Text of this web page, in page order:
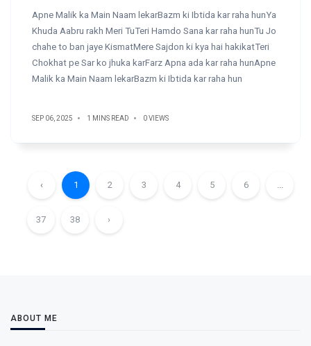
Apne Malik ka Main Naam lekarBazm ki Ibtida kar raha hunYa
Khuda Aabru rakh Meri TuTeri Hamdo Sana kar raha hunTu Jo
chahe to ban jaye KismatMere Sajdon ki kya hai hakikatTeri
Chokhat pe Sar ko jhuka karFarz Apna ada kar raha hunApne
Malik ka Main Naam lekarBazm ki Ibtida kar raha hun
SEP 06, 2025 1 MINS READ 0 VIEWS
‹ 1 2 3 4 5 6
37 38 ›
ABOUT ME